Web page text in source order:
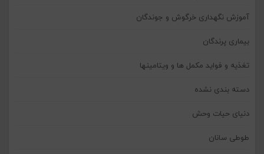
آموزش نگهداری خرگوش و جوندگان
بیماری پرندگان
تغذیه و فواید مکمل ها و ویتامینها
دسته بندی نشده
دنیای حیات وحش
طوطی سانان